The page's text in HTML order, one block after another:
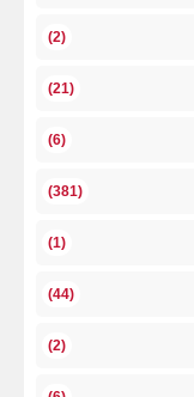
(2)
(21)
(6)
(381)
(1)
(44)
(2)